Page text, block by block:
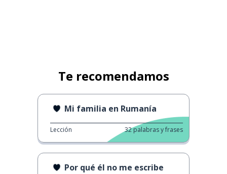
Te recomendamos
Mi familia en Rumanía
Lección 32palabras y frases
Por qué él no me escribe